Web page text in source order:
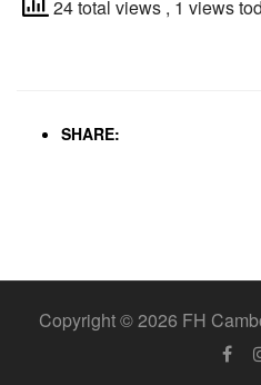
24 total views , 1 views
SHARE:
Copyright © 2026 FH